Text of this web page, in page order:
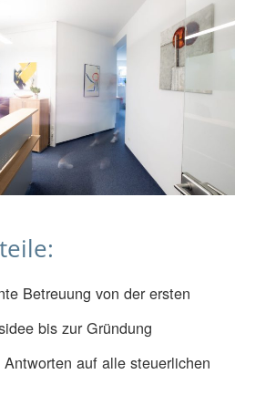
Betreuung von der ersten
bis zur Gründung
Antworten auf alle steuerlichen